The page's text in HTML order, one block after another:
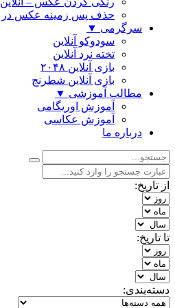
حذف پس زمینه عکس در ۳ سوت!
سرگرمی ▼
سودوکو آنلاین
تخته نرد آنلاین
بازی آنلاین ۲۰۴۸
بازی آنلاین شطرنج
مطالب آموزشی ▼
آموزش اوریگامی
آموزش عکاسی
درباره ما
از تاریخ:
تا تاریخ:
دسته‌بندی: